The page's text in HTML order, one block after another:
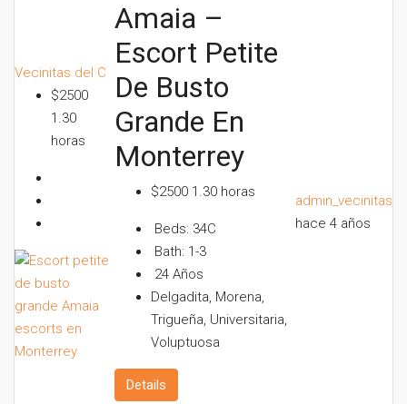
Vecinitas del C
$2500
1.30
horas
Amaia –
Escort Petite
De Busto
Grande En
Monterrey
$2500 1.30 horas
Beds: 34C
Bath: 1-3
24 Años
Delgadita, Morena,
Trigueña, Universitaria,
Voluptuosa
Details
admin_vecinitas
hace 4 años